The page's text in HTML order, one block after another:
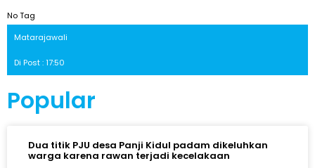
No Tag
Matarajawali
Di Post : 17:50
Popular
Dua titik PJU desa Panji Kidul padam dikeluhkan
warga karena rawan terjadi kecelakaan